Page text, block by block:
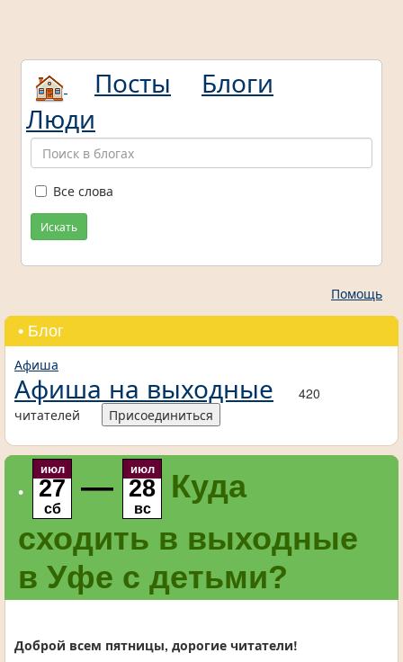
Посты
Блоги
Люди
Все слова
Искать
Помощь
• Блог
Афиша
Афиша на выходные
420
читателей
Присоединиться
•
июл
27
сб
— июл
28
вс
Куда
сходить в выходные
в Уфе с детьми?
Доброй всем пятницы, дорогие читатели!